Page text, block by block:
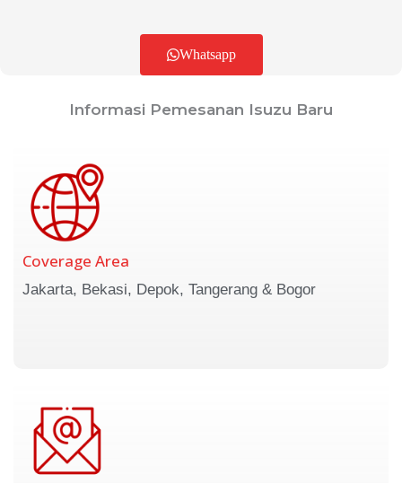
Whatsapp
Informasi Pemesanan Isuzu Baru
Coverage Area
Jakarta, Bekasi, Depok, Tangerang & Bogor